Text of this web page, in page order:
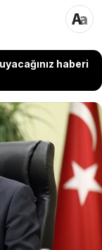
haberi
Kupası'na ABD,
turnuva, siyaset
Hulusi Akar'ın
sunulan tezkere
maçları ile
"Maça mı
neden